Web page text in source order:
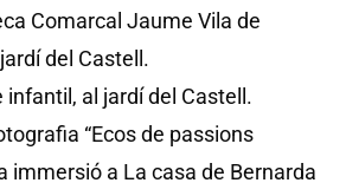
Comarcal Jaume Vila de
del Castell.
infantil, al jardí del Castell.
“Ecos de passions
immersió a La casa de Bernarda